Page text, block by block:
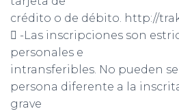
crédito o de débito. http://
 -Las inscripciones son
personales e
intransferibles. No pueden
persona diferente a la
grave